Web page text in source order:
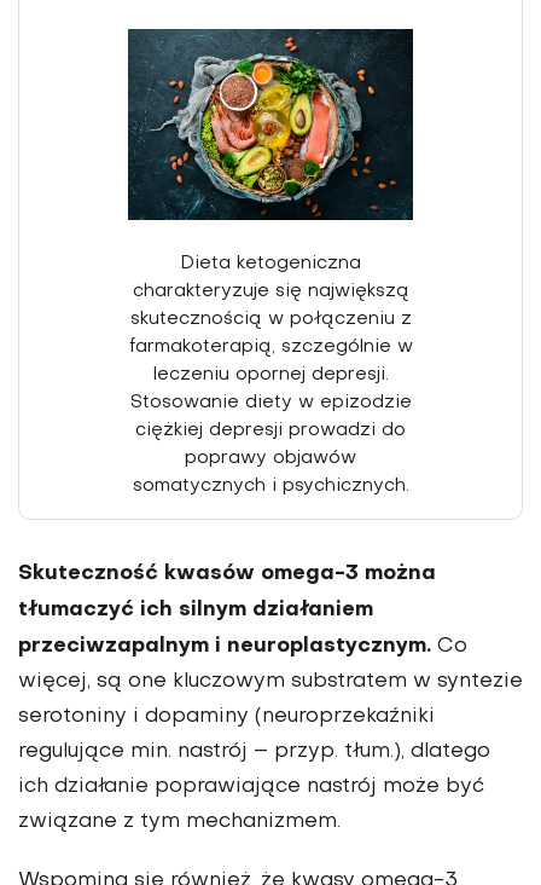
Dieta ketogeniczna
charakteryzuje się największą
skutecznością w połączeniu z
farmakoterapią, szczególnie w
leczeniu opornej depresji.
Stosowanie diety w epizodzie
ciężkiej depresji prowadzi do
poprawy objawów
somatycznych i psychicznych.
Skuteczność kwasów omega-3 można
tłumaczyć ich silnym działaniem
przeciwzapalnym i neuroplastycznym. Co
więcej, są one klu­czowym substratem w syntezie
serotoniny i dopaminy (neu­roprzekaźniki
regulujące min. nastrój – przyp. tłum.), dlatego
ich działanie poprawiające nastrój może być
związane z tym mechanizmem.